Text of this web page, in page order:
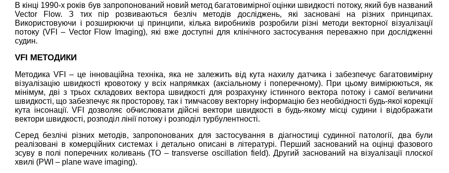
В кінці 1990-х років був запропонований новий метод багатовимірної оцінки швидкості потоку, який був названий
Vector Flow. З тих пір розвиваються безліч методів досліджень, які засновані на різних принципах.
Використовуючи і розширюючи ці принципи, кілька виробників розробили різні методи векторної візуалізації
потоку (VFI – Vector Flow Imaging), які вже доступні для клінічного застосування переважно при дослідженні
судин.
VFI МЕТОДИКИ
Методика VFI – це інноваційна техніка, яка не залежить від кута нахилу датчика і забезпечує багатовимірну
візуалізацію швидкості кровотоку у всіх напрямках (аксіальному і поперечному). При цьому вимірюються, як
мінімум, дві з трьох складових вектора швидкості для розрахунку істинного вектора потоку і самої величини
швидкості, що забезпечує як просторову, так і тимчасову векторну інформацію без необхідності будь-якої корекції
кута інсонації. VFI дозволяє обчислювати дійсні вектори швидкості в будь-якому місці судини і відображати
вектори швидкості, розподіл лінії потоку і розподіл турбулентності.
Серед безлічі різних методів, запропонованих для застосування в діагностиці судинної патології, два були
реалізовані в комерційних системах і детально описані в літературі. Перший заснований на оцінці фазового
зсуву в полі поперечних коливань (ТО – transverse oscillation field). Другий заснований на візуалізації плоскої
хвилі (PWI – plane wave imaging).